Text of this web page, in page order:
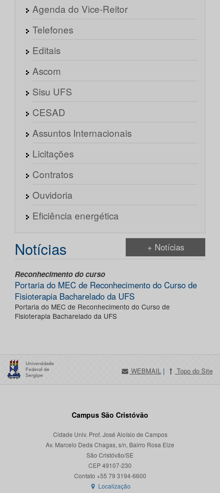
Agenda do Vice-Reitor
Telefones
Editais
Ascom
Sisu UFS
CESAD
Assuntos Internacionais
Licitações
Contratos
Ouvidoria
Eficiência energética
Notícias + Notícias
Reconhecimento do curso
Portaria do MEC de Reconhecimento do Curso de
Fisioterapia Bacharelado da UFS
Portaria do MEC de Reconhecimento do Curso de
Fisioterapia Bacharelado da UFS
WEBMAIL | Topo do Site
Campus São Cristóvão
Cidade Univ. Prof. José Aloísio de Campos
Av. Marcelo Deda Chagas, s/n, Bairro Rosa Elze
São Cristóvão/SE
CEP 49107-230
Localização